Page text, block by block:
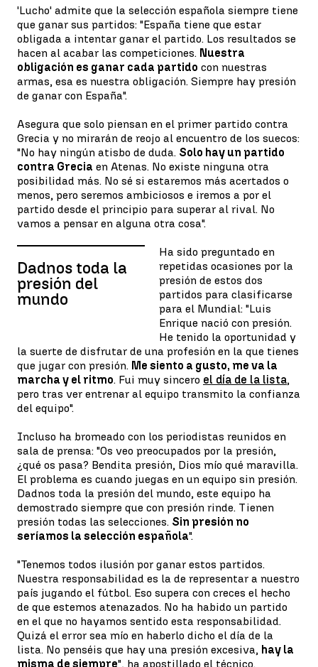
'Lucho' admite que la selección española siempre tiene
que ganar sus partidos: "España tiene que estar
obligada a intentar ganar el partido. Los resultados se
hacen al acabar las competiciones. Nuestra
obligación es ganar cada partido con nuestras
armas, esa es nuestra obligación. Siempre hay presión
de ganar con España".
Asegura que solo piensan en el primer partido contra
Grecia y no mirarán de reojo al encuentro de los suecos:
"No hay ningún atisbo de duda. Solo hay un partido
contra Grecia en Atenas. No existe ninguna otra
posibilidad más. No sé si estaremos más acertados o
menos, pero seremos ambiciosos e iremos a por el
partido desde el principio para superar al rival. No
vamos a pensar en alguna otra cosa".
Dadnos toda la
presión del
mundo
Ha sido preguntado en
repetidas ocasiones por la
presión de estos dos
partidos para clasificarse
para el Mundial: "Luis
Enrique nació con presión.
He tenido la oportunidad y
la suerte de disfrutar de una profesión en la que tienes
que jugar con presión. Me siento a gusto, me va la
marcha y el ritmo. Fui muy sincero el día de la lista,
pero tras ver entrenar al equipo transmito la confianza
del equipo".
Incluso ha bromeado con los periodistas reunidos en
sala de prensa: "Os veo preocupados por la presión,
¿qué os pasa? Bendita presión, Dios mío qué maravilla.
El problema es cuando juegas en un equipo sin presión.
Dadnos toda la presión del mundo, este equipo ha
demostrado siempre que con presión rinde. Tienen
presión todas las selecciones. Sin presión no
seríamos la selección española".
"Tenemos todos ilusión por ganar estos partidos.
Nuestra responsabilidad es la de representar a nuestro
país jugando el fútbol. Eso supera con creces el hecho
de que estemos atenazados. No ha habido un partido
en el que no hayamos sentido esta responsabilidad.
Quizá el error sea mío en haberlo dicho el día de la
lista. No penséis que hay una presión excesiva, hay la
misma de siempre", ha apostillado el técnico.